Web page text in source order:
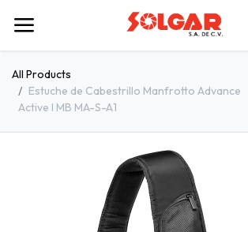
All Products
Estuche de Cabestrillo Manfrotto Advance
Active I MB MA-S-A1